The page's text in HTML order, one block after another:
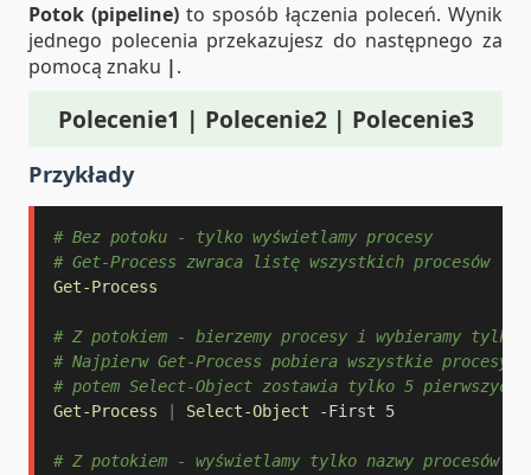
Potok (pipeline) to sposób łączenia poleceń. Wynik
jednego polecenia przekazujesz do następnego za
pomocą znaku |.
Polecenie1 | Polecenie2 | Polecenie3
Przykłady
# Bez potoku - tylko wyświetlamy procesy
# Get-Process zwraca listę wszystkich procesów
Get-Process
# Z potokiem - bierzemy procesy i wybieramy tylko
# Najpierw Get-Process pobiera wszystkie procesy,
# potem Select-Object zostawia tylko 5 pierwszych
Get-Process
Select-Object -First 5
# Z potokiem - wyświetlamy tylko nazwy procesów